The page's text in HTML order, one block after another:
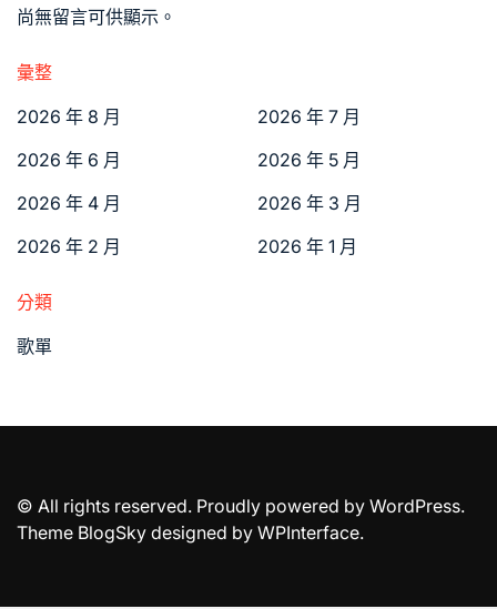
尚無留言可供顯示。
彙整
2026 年 8 月
2026 年 7 月
2026 年 6 月
2026 年 5 月
2026 年 4 月
2026 年 3 月
2026 年 2 月
2026 年 1 月
分類
歌單
© All rights reserved. Proudly powered by WordPress.
Theme BlogSky designed by WPInterface.